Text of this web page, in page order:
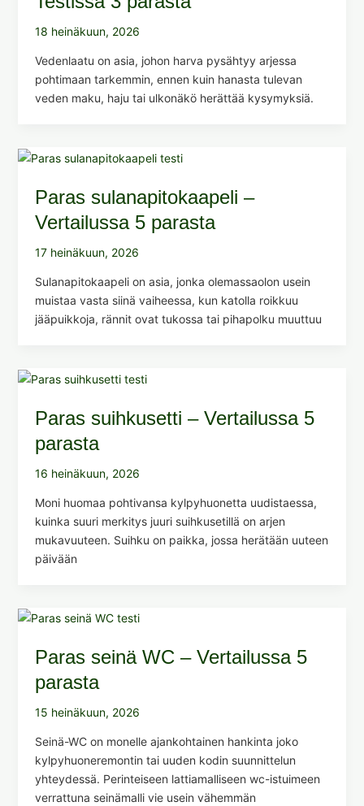
18 heinäkuun, 2026
Vedenlaatu on asia, johon harva pysähtyy arjessa
pohtimaan tarkemmin, ennen kuin hanasta tulevan
veden maku, haju tai ulkonäkö herättää kysymyksiä.
Paras sulanapitokaapeli –
Vertailussa 5 parasta
17 heinäkuun, 2026
Sulanapitokaapeli on asia, jonka olemassaolon usein
muistaa vasta siinä vaiheessa, kun katolla roikkuu
jääpuikkoja, rännit ovat tukossa tai pihapolku muuttuu
Paras suihkusetti – Vertailussa 5
parasta
16 heinäkuun, 2026
Moni huomaa pohtivansa kylpyhuonetta uudistaessa,
kuinka suuri merkitys juuri suihkusetillä on arjen
mukavuuteen. Suihku on paikka, jossa herätään uuteen
päivään
Paras seinä WC – Vertailussa 5
parasta
15 heinäkuun, 2026
Seinä-WC on monelle ajankohtainen hankinta joko
kylpyhuoneremontin tai uuden kodin suunnittelun
yhteydessä. Perinteiseen lattiamalliseen wc-istuimeen
verrattuna seinämalli vie usein vähemmän